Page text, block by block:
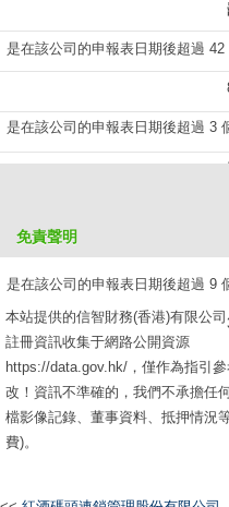
是在該公司的申報表日期後超過 42
是在該公司的申報表日期後超過 3
是在該公司的申報表日期後超過 9
免責聲明
本站提供的信智財務(香港)有限公司
註冊資訊收集于網路公開資源
https://data.gov.hk/，僅作為指引
改！資訊不準確的，我們不承擔任
檔影像記錄、董事資料、抵押情況
費)。